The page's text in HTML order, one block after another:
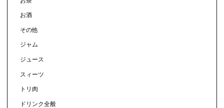
お酒
その他
ジャム
ジュース
スィーツ
トリ肉
ドリンク全般